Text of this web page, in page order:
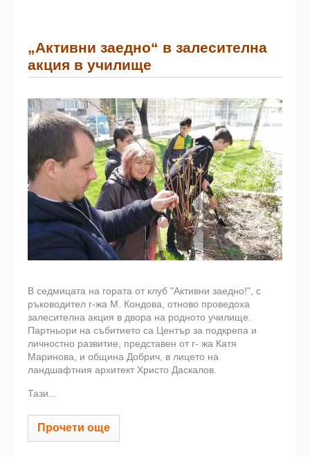
„Активни заедно“ в залесителна
акция в училище
В седмицата на гората от клуб "Активни заедно!", с
ръководител г-жа М. Кондова, отново проведоха
залесителна акция в двора на родното училище.
Партньори на събитието са Център за подкрепа и
личностно развитие, представен от г- жа Катя
Маринова, и община Добрич, в лицето на
ландшафтния архитект Христо Даскалов.
Тази...
Прочети още